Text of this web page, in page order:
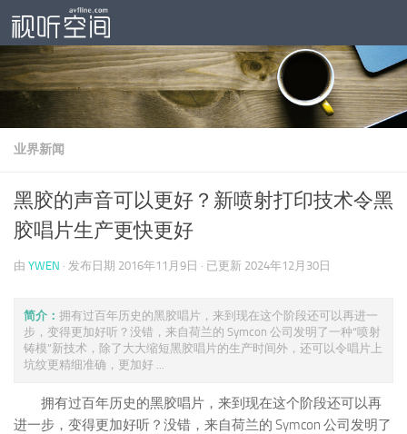
跳至内容
业界新闻
黑胶的声音可以更好？新喷射打印技术令黑
胶唱片生产更快更好
由 YWEN · 发布日期 2016年11月9日 · 已更新 2024年12月30日
简介： 拥有过百年历史的黑胶唱片，来到现在这个阶段还可以再进一
步，变得更加好听？没错，来自荷兰的 Symcon 公司发明了一种“喷射
铸模”新技术，除了大大缩短黑胶唱片的生产时间外，还可以令唱片上
坑纹更精细准确，更加好 ...
拥有过百年历史的黑胶唱片，来到现在这个阶段还可以再
进一步，变得更加好听？没错，来自荷兰的 Symcon 公司发明了